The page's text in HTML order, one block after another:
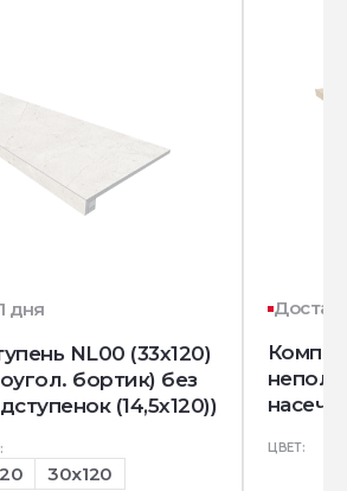
дня
NL00 (33x120)
бортик) без
(14,5x120))
30x120
непол.
ЦВЕТ: